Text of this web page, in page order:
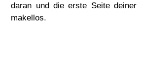
daran und die erste Seite deiner
makellos.